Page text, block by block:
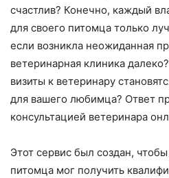
счастлив? Конечно, каждый
для своего питомца только
если возникла неожиданная
ветеринарная клиника
визиты к ветеринару
для вашего любимца? Ответ
консультацией ветеринара
Этот сервис был создан,
питомца мог получить